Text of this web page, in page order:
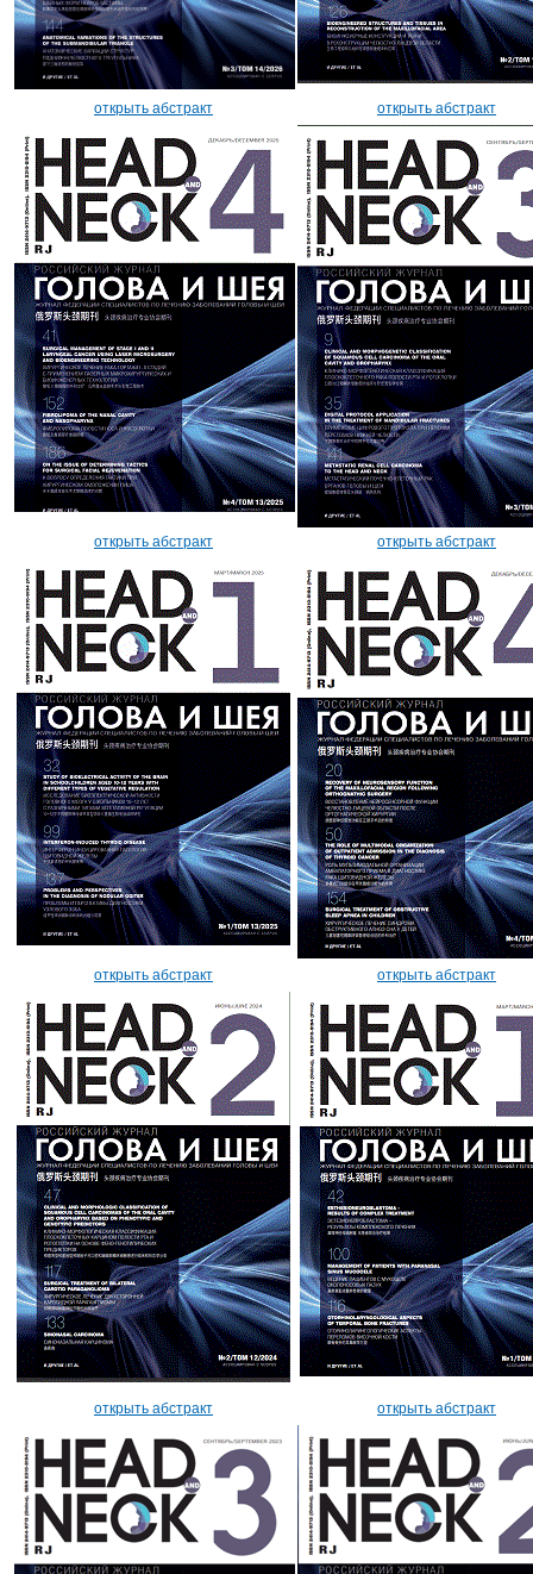
открыть абстракт открыть абстракт
открыть абстракт открыть абстракт
открыть абстракт открыть абстракт
открыть абстракт открыть абстракт